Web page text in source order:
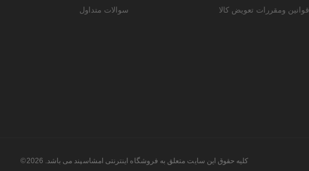
قوانین ومقررات تعویض کالا
سوالات متداول
کلیه حقوق این سایت متعلق به فروشگاه اینترنتی امشاسپند می باشد. 2026©